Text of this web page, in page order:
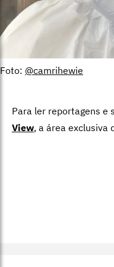
Foto: @camrihewie
Para ler reportagens e
View, a área exclusiva